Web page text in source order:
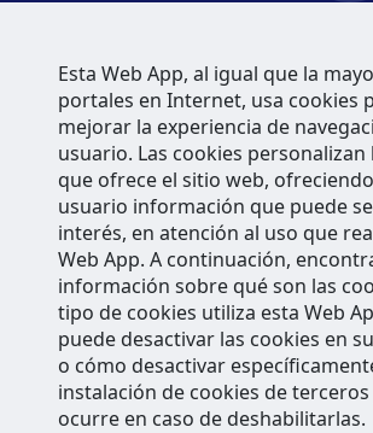
Esta Web App, al igual que la
portales en Internet, usa cookies
mejorar la experiencia de
usuario. Las cookies personalizan
que ofrece el sitio web,
usuario información que puede
interés, en atención al uso que
Web App. A continuación,
información sobre qué son las
tipo de cookies utiliza esta Web
puede desactivar las cookies en
o cómo desactivar
instalación de cookies de
ocurre en caso de deshabilitarlas.